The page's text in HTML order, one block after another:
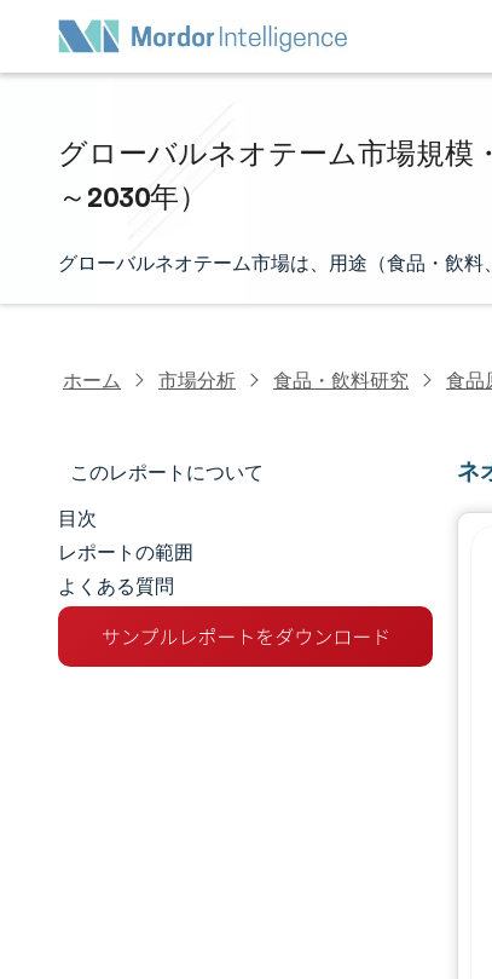
グローバルネオテーム市場規模
～2030年）
グローバルネオテーム市場は、用途（食品・飲
ホーム 市場分析 食品・飲料研究 食品
このレポートについて
マーケットスナップショット
市場概要
主な市場動向
目次
レポートの範囲
よくある質問
ネ